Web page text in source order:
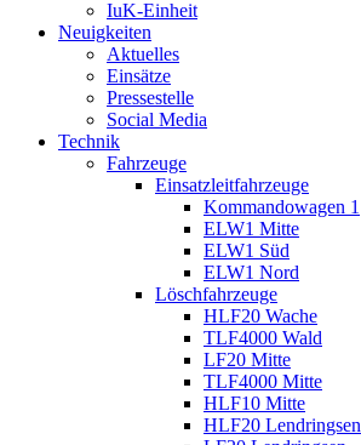
IuK-Einheit
Neuigkeiten
Aktuelles
Einsätze
Pressestelle
Social Media
Technik
Fahrzeuge
Einsatzleitfahrzeuge
Kommandowagen 1
ELW1 Mitte
ELW1 Süd
ELW1 Nord
Löschfahrzeuge
HLF20 Wache
TLF4000 Wald
LF20 Mitte
TLF4000 Mitte
HLF10 Mitte
HLF20 Lendringsen